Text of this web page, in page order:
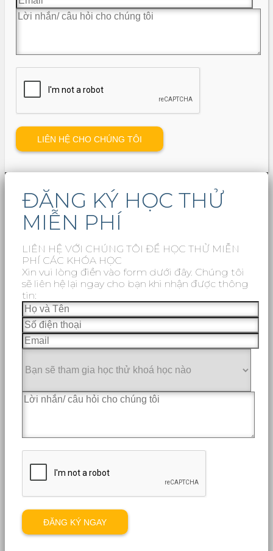
ĐĂNG KÝ HỌC THỬ
MIỄN PHÍ
LIÊN HỆ VỚI CHÚNG TÔI ĐỂ HỌC THỬ MIỄN
PHÍ CÁC KHÓA HỌC
Xin vui lòng điền vào form dưới đây. Chúng tôi
sẽ liên hệ lại ngay cho bạn khi nhận được thông
tin: